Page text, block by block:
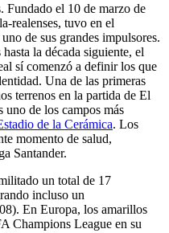
el 10 de marzo de
realenses, tuvo en el
de sus grandes impulsores.
la década siguiente, el
sí comenzó a definir los que
Una de las primeras
terrenos en la partida de El
de los campos más
de la Cerámica. Los
momento de salud,
Santander.
un total de 17
incluso un
En Europa, los amarillos
Champions League en su